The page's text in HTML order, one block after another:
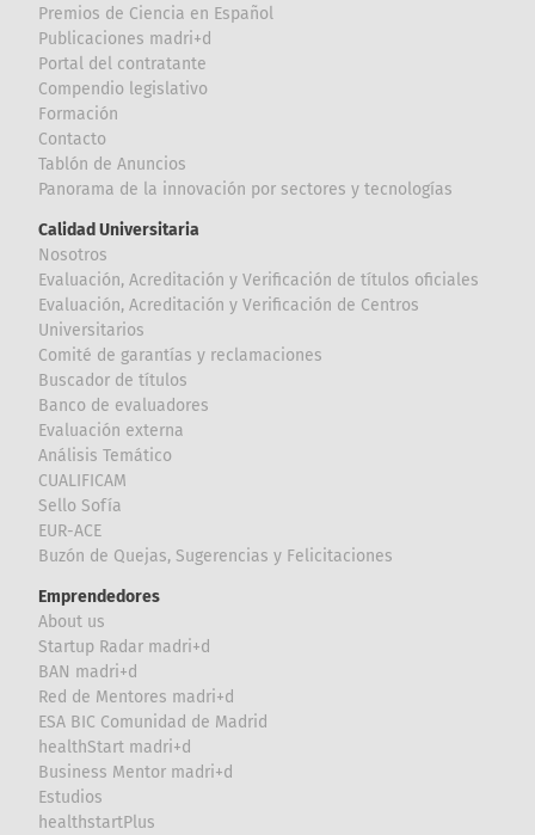
Premios de Ciencia en Español
Publicaciones madri+d
Portal del contratante
Compendio legislativo
Formación
Contacto
Tablón de Anuncios
Panorama de la innovación por sectores y tecnologías
Calidad Universitaria
Nosotros
Evaluación, Acreditación y Verificación de títulos oficiales
Evaluación, Acreditación y Verificación de Centros
Universitarios
Comité de garantías y reclamaciones
Buscador de títulos
Banco de evaluadores
Evaluación externa
Análisis Temático
CUALIFICAM
Sello Sofía
EUR-ACE
Buzón de Quejas, Sugerencias y Felicitaciones
Emprendedores
About us
Startup Radar madri+d
BAN madri+d
Red de Mentores madri+d
ESA BIC Comunidad de Madrid
healthStart madri+d
Business Mentor madri+d
Estudios
healthstartPlus